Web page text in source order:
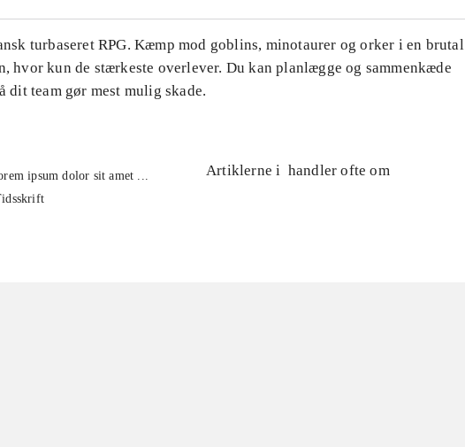
turbaseret RPG. Kæmp mod goblins, minotaurer og orker i en brutal
hvor kun de stærkeste overlever. Du kan planlægge og sammenkæde
dit team gør mest mulig skade.
ipsum dolor sit amet ...
Artiklerne i handler ofte om